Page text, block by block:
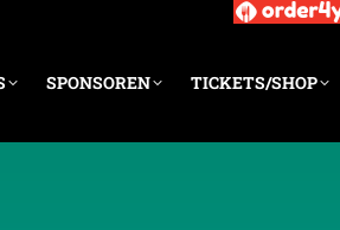
SPONSOREN TICKETS/SHOP